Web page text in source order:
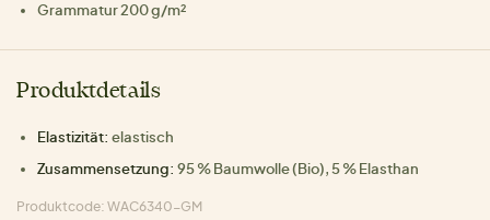
Grammatur 200 g/m²
Produktdetails
Elastizität: elastisch
Zusammensetzung: 95 % Baumwolle (Bio), 5 % Elasthan
Produktcode: WAC6340-GM